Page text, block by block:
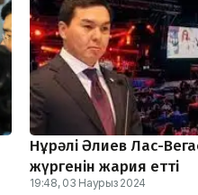
Нұрәлі Әлиев Лас-
жүргенін жария етті
19:48, 03 Наурыз 2024